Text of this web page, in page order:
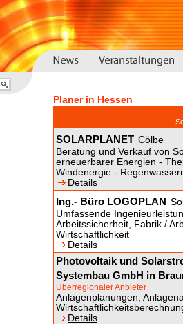
Planer in Hessen
SOLARPLANET Cölbe
Beratung und Verkauf von
erneuerbarer Energien -
Windenergie -
Details
Ing.- Büro LOGOPLAN
Umfassende
Arbeitssicherheit, Fabrik /
Wirtschaftlichkeit
Details
Photovoltaik und
Systembau GmbH in
Überregionaler Anbieter
Anlagenplanungen,
Details